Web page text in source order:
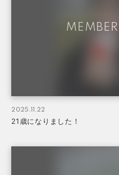
2025.11.22
21歳になりました！